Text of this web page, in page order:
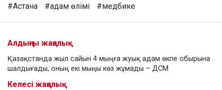
#Астана #адам өлімі #медбике
Алдыңғы жаңалық
Қазақстанда жыл сайын 4 мыңға жуық адам өкпе обырына
шалдығады, оның екі мыңы көз жұмады – ДСМ
Келесі жаңалық